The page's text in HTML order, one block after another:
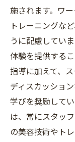
施されます。ワ
トレーニングな
うに配慮してい
体験を提供する
指導に加えて、
ディスカッショ
学びを奨励して
は、常にスタッ
の美容技術やト